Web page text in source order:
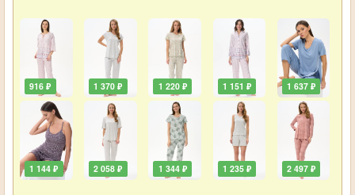
916 ₽
1 144 ₽
1 370 ₽
2 058 ₽
1 220 ₽
1 344 ₽
1 151 ₽
1 235 ₽
1 637 ₽
2 497 ₽